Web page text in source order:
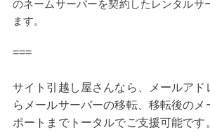
のネームサーバーを契約したレンタルサ
ます。
===
サイト引越し屋さんなら、メールアド
らメールサーバーの移転、移転後のメ
ポートまでトータルでご支援可能です